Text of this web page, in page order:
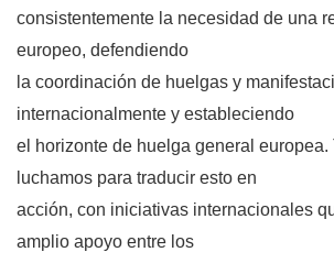
consistentemente la necesidad de una
europeo, defendiendo
la coordinación de huelgas y
internacionalmente y estableciendo
el horizonte de huelga general europea.
luchamos para traducir esto en
acción, con iniciativas internacionales
amplio apoyo entre los